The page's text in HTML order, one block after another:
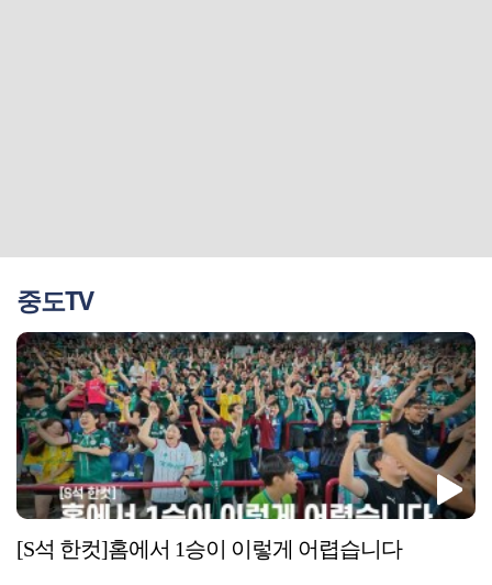
중도TV
[S석 한컷]홈에서 1승이 이렇게 어렵습니다